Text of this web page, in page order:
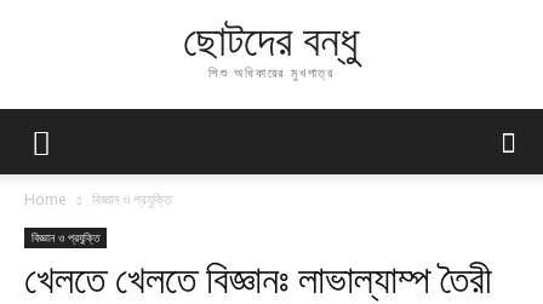
ছোটদের বন্ধু
শিশু অধিকারের মুখপাত্র
Home বিজ্ঞান ও প্রযুক্তি
বিজ্ঞান ও প্রযুক্তি
খেলতে খেলতে বিজ্ঞানঃ লাভাল্যাম্প তৈরী